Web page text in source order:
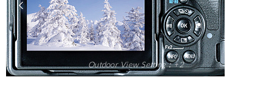
Outdoor View Setting：+2